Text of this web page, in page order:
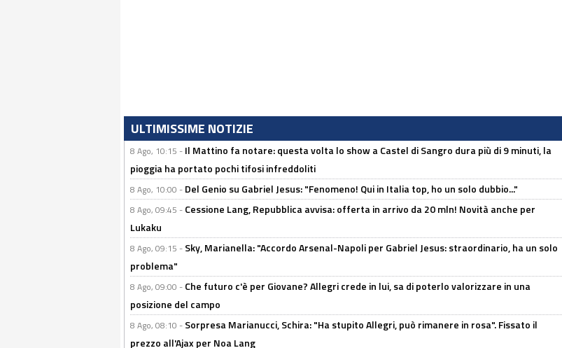
ULTIMISSIME NOTIZIE
8 Ago, 10:15 - Il Mattino fa notare: questa volta lo show a Castel di Sangro dura più di 9 minuti, la
pioggia ha portato pochi tifosi infreddoliti
8 Ago, 10:00 - Del Genio su Gabriel Jesus: "Fenomeno! Qui in Italia top, ho un solo dubbio..."
8 Ago, 09:45 - Cessione Lang, Repubblica avvisa: offerta in arrivo da 20 mln! Novità anche per
Lukaku
8 Ago, 09:15 - Sky, Marianella: "Accordo Arsenal-Napoli per Gabriel Jesus: straordinario, ha un solo
problema"
8 Ago, 09:00 - Che futuro c'è per Giovane? Allegri crede in lui, sa di poterlo valorizzare in una
posizione del campo
8 Ago, 08:10 - Sorpresa Marianucci, Schira: "Ha stupito Allegri, può rimanere in rosa". Fissato il
prezzo all'Ajax per Noa Lang